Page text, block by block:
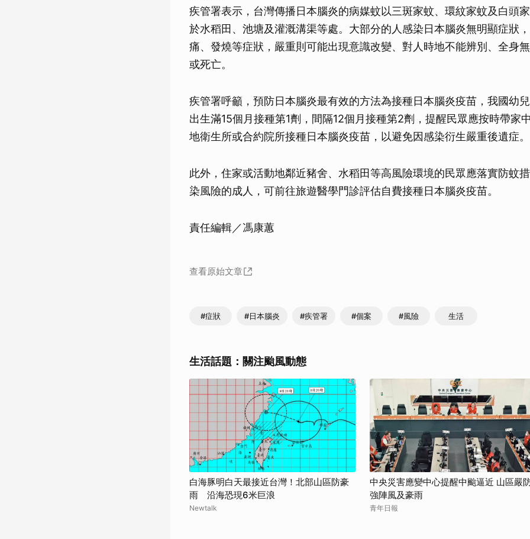
疾管署表示，台灣傳播日本腦炎的病媒蚊以三斑家蚊、環紋家蚊及白頭
於水稻田、池塘及灌溉溝渠等處。大部分的人感染日本腦炎無明顯症狀
痛、發燒等症狀，嚴重則可能出現意識改變、對人時地不能辨別、全身
或死亡。
疾管署呼籲，預防日本腦炎最有效的方法為接種日本腦炎疫苗，我國幼
出生滿15個月接種第1劑，間隔12個月接種第2劑，提醒民眾應按時帶家
地衛生所或合約院所接種日本腦炎疫苗，以避免因感染衍生嚴重後遺症。
此外，住家或活動地鄰近豬舍、水稻田等高風險環境的民眾應落實防蚊
染風險的成人，可前往旅遊醫學門診評估自費接種日本腦炎疫苗。
責任編輯／馮康蕙
查看原始文章
#症狀 #日本腦炎 #疾管署 #個案 #風險 生活
生活話題：關注颱風動態
白海豚明白天最接近台灣！北部山區防豪
雨 沿海恐現6米巨浪
Newtalk
中央災害應變中心提醒中颱逼近 山區嚴
強陣風及豪雨
青年日報